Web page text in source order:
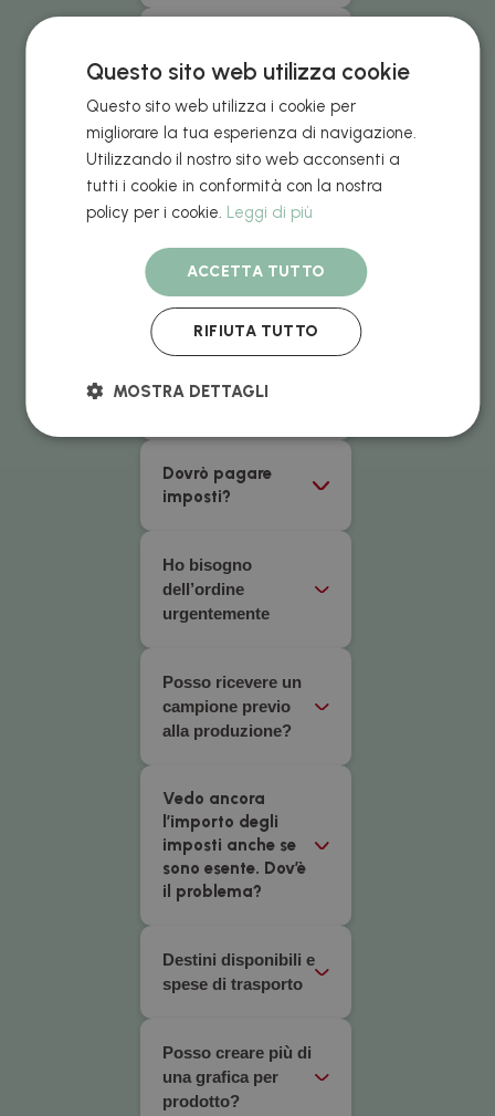
metallica
alcuni prodotti?
Tipi di pago
accettati
Quanto costano le
spese di
spedizione?
Quando riceverò il
Dovrò pagare
imposti?
Ho bisogno
dell’ordine
urgentemente
Posso ricevere un
campione previo
alla produzione?
Vedo ancora
l’importo degli
imposti anche se
sono esente. Dov’è
il problema?
Destini disponibili e
spese di trasporto
Posso creare più di
una grafica per
prodotto?
Questo sito web utilizza cookie
Questo sito web utilizza i cookie per
migliorare la tua esperienza di navigazione.
Utilizzando il nostro sito web acconsenti a
tutti i cookie in conformità con la nostra
policy per i cookie. Leggi di più
ACCETTA TUTTO
RIFIUTA TUTTO
MOSTRA DETTAGLI